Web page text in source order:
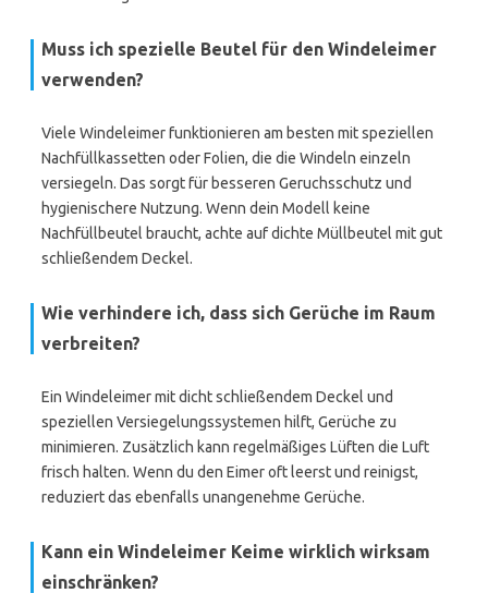
Muss ich spezielle Beutel für den Windeleimer
verwenden?
Viele Windeleimer funktionieren am besten mit speziellen
Nachfüllkassetten oder Folien, die die Windeln einzeln
versiegeln. Das sorgt für besseren Geruchsschutz und
hygienischere Nutzung. Wenn dein Modell keine
Nachfüllbeutel braucht, achte auf dichte Müllbeutel mit gut
schließendem Deckel.
Wie verhindere ich, dass sich Gerüche im Raum
verbreiten?
Ein Windeleimer mit dicht schließendem Deckel und
speziellen Versiegelungssystemen hilft, Gerüche zu
minimieren. Zusätzlich kann regelmäßiges Lüften die Luft
frisch halten. Wenn du den Eimer oft leerst und reinigst,
reduziert das ebenfalls unangenehme Gerüche.
Kann ein Windeleimer Keime wirklich wirksam
einschränken?